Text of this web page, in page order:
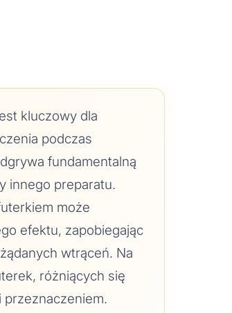
kluczowy dla
podczas
fundamentalną
innego preparatu.
może
efektu, zapobiegając
wtrąceń. Na
różniących się
przeznaczeniem.